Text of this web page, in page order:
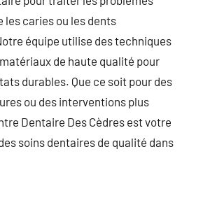
les caries ou les dents
équipe utilise des techniques
de haute qualité pour
durables. Que ce soit pour des
ou des interventions plus
Dentaire Des Cèdres est votre
soins dentaires de qualité dans